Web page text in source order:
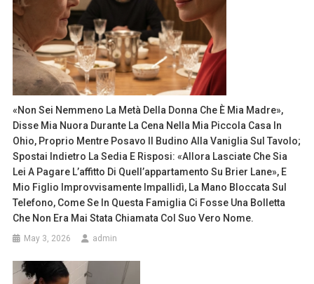
«Non Sei Nemmeno La Metà Della Donna Che È Mia Madre»,
Disse Mia Nuora Durante La Cena Nella Mia Piccola Casa In
Ohio, Proprio Mentre Posavo Il Budino Alla Vaniglia Sul Tavolo;
Spostai Indietro La Sedia E Risposi: «Allora Lasciate Che Sia
Lei A Pagare L’affitto Di Quell’appartamento Su Brier Lane», E
Mio Figlio Improvvisamente Impallidì, La Mano Bloccata Sul
Telefono, Come Se In Questa Famiglia Ci Fosse Una Bolletta
Che Non Era Mai Stata Chiamata Col Suo Vero Nome.
May 3, 2026 admin